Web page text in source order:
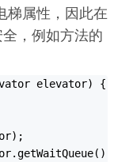
梯属性，因此在
，例如方法的
elevator)
{